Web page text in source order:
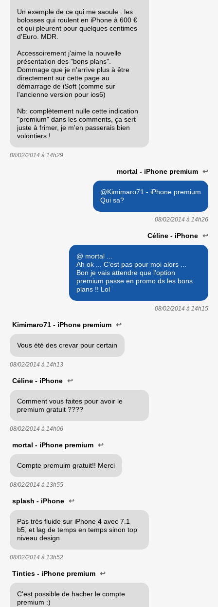
Un exemple de ce qui me saoule : les
bolosses qui roulent en iPhone à 600 €
et qui pleurent pour quelques centimes
d'Euro. MDR.
Accessoirement j'aime la nouvelle
présentation des "bons plans".
Dommage que je n'arrive plus à être
directement sur cette page au
démarrage de iSoft (comme sur
l'ancienne version pour ios6)
Nb: complètement nulle cette indication
"premium" dans les comments, ça sert
juste à frimer, je m'en passerais bien
volontiers !
08/02/2014 à 14h29
mortal - iPhone premium ↩
@Kimimaro71 - iPhone premium
Qui sa?
08/02/2014 à 14h26
Céline - iPhone ↩
@ mortal ...
Ah ok ... C'est pas pour moi alors ...
Bon je vais attendre que l'option
premium passe en promo ds les bons
plans !! Lol
08/02/2014 à 14h15
Kimimaro71 - iPhone premium ↩
Vous été des crevar pour certain
08/02/2014 à 14h13
Céline - iPhone ↩
Comment vous faites pour avoir le
premium gratuit ????
08/02/2014 à 14h06
mortal - iPhone premium ↩
Compte premuim gratuit!! Merci
08/02/2014 à 13h55
splash - iPhone ↩
Pas très fluide sur iPhone 4 avec 7.1
b5, et lag de temps en temps sinon top
niveau design
08/02/2014 à 13h52
Tinties - iPhone premium ↩
C'est possible de hacher le compte
premium :)